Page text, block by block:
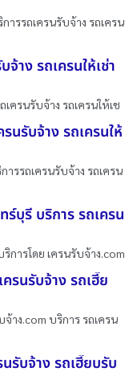
ารรถเครนรับจ้าง รถเครน
าง รถเครนให้เช่า
ครนรับจ้าง รถเครนให้เช
นรับจ้าง รถเครนให้
รรถเครนรับจ้าง รถเครน
บุรี บริการ รถเครน
ารโดย เครนรับจ้าง.com
รนรับจ้าง รถเฮี๊ย
าง.com บริการ รถเครน
นรับจ้าง รถเฮี๊ยบรับ